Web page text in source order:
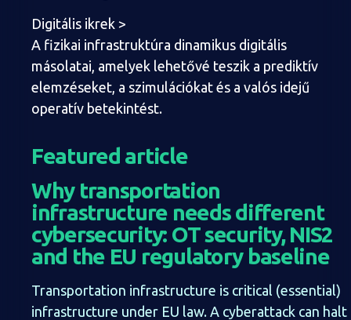
Digitális ikrek >
A fizikai infrastruktúra dinamikus digitális
másolatai, amelyek lehetővé teszik a prediktív
elemzéseket, a szimulációkat és a valós idejű
operatív betekintést.
Featured article
Why transportation
infrastructure needs different
cybersecurity: OT security, NIS2
and the EU regulatory baseline
Transportation infrastructure is critical (essential)
infrastructure under EU law. A cyberattack can halt